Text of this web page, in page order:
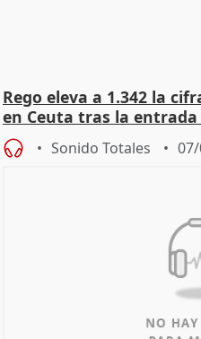
Rego eleva a 1.342 la
en Ceuta tras la entrada
Sonido Totales